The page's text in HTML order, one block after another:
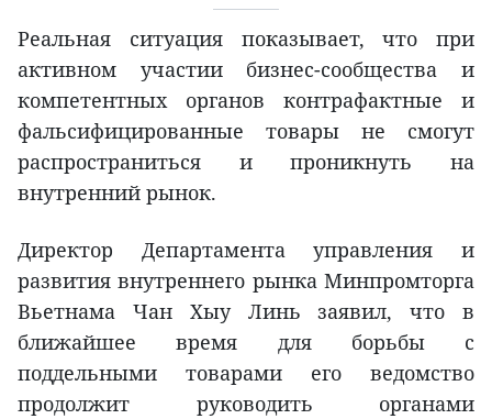
Реальная ситуация показывает, что при
активном участии бизнес-сообщества и
компетентных органов контрафактные и
фальсифицированные товары не смогут
распространиться и проникнуть на
внутренний рынок.
Директор Департамента управления и
развития внутреннего рынка Минпромторга
Вьетнама Чан Хыу Линь заявил, что в
ближайшее время для борьбы с
поддельными товарами его ведомство
продолжит руководить органами